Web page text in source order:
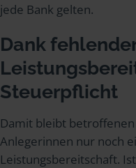
jede Bank gelten.
Dank
Steuerpflicht
Damit bleibt
Anlegerinnen nur noch
Leistungsbereitschaft.